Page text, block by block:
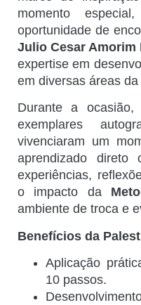
momento
oportunidade de
Julio Cesar Amorim
expertise em
em diversas áreas da
Durante a
exemplares
vivenciaram um
aprendizado
experiências,
o impacto da
ambiente de troca e
Benefícios da
Aplicação
10 passos.